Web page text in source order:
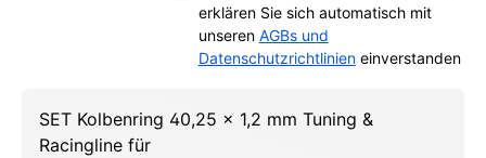
erklären Sie sich automatisch mit
unseren AGBs und
Datenschutzrichtlinieneinverstanden
SET Kolbenring 40,25 x 1,2 mm Tuning &
Racingline für